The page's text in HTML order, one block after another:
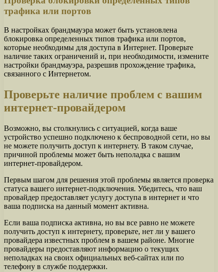
трафика или портов
В настройках брандмауэра может быть установлена
блокировка определенных типов трафика или портов,
которые необходимы для доступа в Интернет. Проверьте
наличие таких ограничений и, при необходимости, измените
настройки брандмауэра, разрешив прохождение трафика,
связанного с Интернетом.
Проверьте наличие проблем с вашим
интернет-провайдером
Возможно, вы столкнулись с ситуацией, когда ваше
устройство успешно подключено к беспроводной сети, но вы
не можете получить доступ к интернету. В таком случае,
причиной проблемы может быть неполадка с вашим
интернет-провайдером.
Первым шагом для решения этой проблемы является проверка
статуса вашего интернет-подключения. Убедитесь, что ваш
провайдер предоставляет услугу доступа в интернет и что
ваша подписка на данный момент активна.
Если ваша подписка активна, но вы все равно не можете
получить доступ к интернету, проверьте, нет ли у вашего
провайдера известных проблем в вашем районе. Многие
провайдеры предоставляют информацию о текущих
неполадках на своих официальных веб-сайтах или по
телефону в службе поддержки.